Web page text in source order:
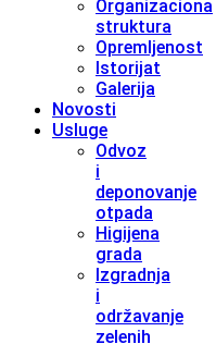
Organizaciona
struktura
Opremljenost
Istorijat
Galerija
Novosti
Usluge
Odvoz
i
deponovanje
otpada
Higijena
grada
Izgradnja
i
održavanje
zelenih